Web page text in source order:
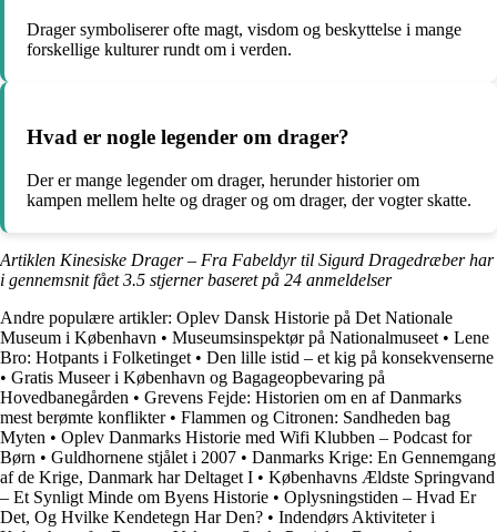
Drager symboliserer ofte magt, visdom og beskyttelse i mange
forskellige kulturer rundt om i verden.
Hvad er nogle legender om drager?
Der er mange legender om drager, herunder historier om
kampen mellem helte og drager og om drager, der vogter skatte.
Artiklen Kinesiske Drager – Fra Fabeldyr til Sigurd Dragedræber har
i gennemsnit fået3.5 stjerner baseret på 24 anmeldelser
Andre populære artikler: Oplev Dansk Historie på Det Nationale
Museum i København • Museumsinspektør på Nationalmuseet • Lene
Bro: Hotpants i Folketinget • Den lille istid – et kig på konsekvenserne
• Gratis Museer i København og Bagageopbevaring på
Hovedbanegården • Grevens Fejde: Historien om en af Danmarks
mest berømte konflikter• Flammen og Citronen: Sandheden bag
Myten • Oplev Danmarks Historie med Wifi Klubben – Podcast for
Børn • Guldhornene stjålet i 2007 • Danmarks Krige: En Gennemgang
af de Krige, Danmark har Deltaget I • Københavns Ældste Springvand
– Et Synligt Minde om Byens Historie • Oplysningstiden – Hvad Er
Det, Og Hvilke Kendetegn Har Den? • Indendørs Aktiviteter i